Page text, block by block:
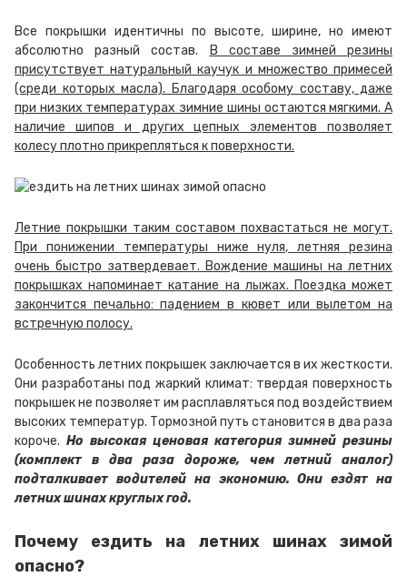
Все покрышки идентичны по высоте, ширине, но имеют
абсолютно разный состав.
В составе зимней резины
присутствует натуральный каучук и множество примесей
(среди которых масла). Благодаря особому составу, даже
при низких температурах зимние шины остаются мягкими. А
наличие шипов и других цепных элементов позволяет
колесу плотно прикрепляться к поверхности.
Летние покрышки таким составом похвастаться не могут.
При понижении температуры ниже нуля, летняя резина
очень быстро затвердевает. Вождение машины на летних
покрышках напоминает катание на лыжах. Поездка может
закончится печально: падением в кювет или вылетом на
встречную полосу.
Особенность летних покрышек заключается в их жесткости.
Они разработаны под жаркий климат: твердая поверхность
покрышек не позволяет им расплавляться под воздействием
высоких температур. Тормозной путь становится в два раза
короче. Но высокая ценовая категория зимней резины
(комплект в два раза дороже, чем летний аналог)
подталкивает водителей на экономию. Они ездят на
летних шинах круглых год.
Почему ездить на летних шинах зимой
опасно?